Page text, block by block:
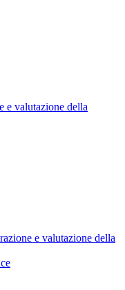
e valutazione della
e valutazione della